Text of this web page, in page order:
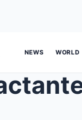
NEWS WORLD